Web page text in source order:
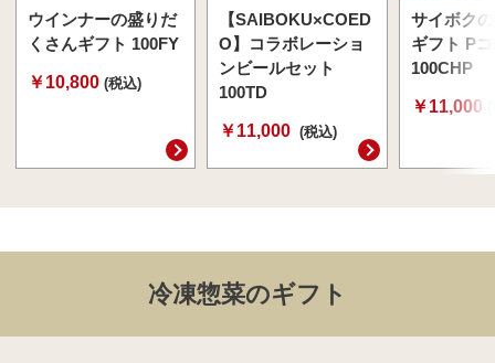
ウインナーの盛りだ
くさんギフト 100FY
￥10,800 (税込)
【SAIBOKU×COED
O】コラボレーショ
ンビールセット
100TD
￥11,000 (税込)
サイボク
ギフト P
100CHP
￥11,000
冷凍惣菜のギフト